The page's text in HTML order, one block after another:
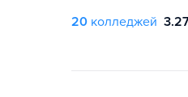
20 колледжей